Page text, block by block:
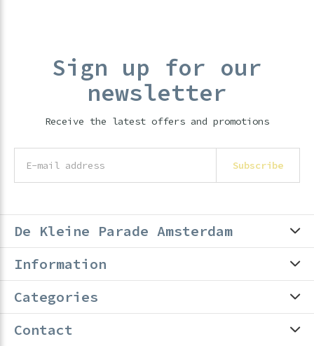
Sign up for our
newsletter
Receive the latest offers and promotions
Subscribe
De Kleine Parade Amsterdam
Information
Categories
Contact